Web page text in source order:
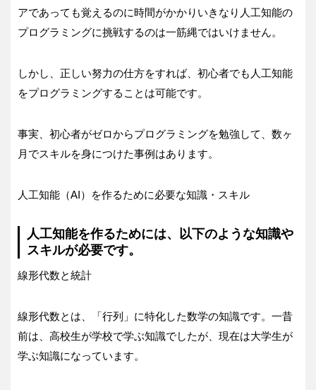
アであっても覚えるのに時間がかかりいきなり人工知能の
プログラミングに挑戦するのは一筋縄ではいけません。
しかし、正しい努力の仕方をすれば、初心者でも人工知能
をプログラミングすることは可能です。
事実、初心者がゼロからプログラミングを勉強して、数ヶ
月でスキルを身につけた事例はあります。
人工知能（AI）を作るために必要な知識・スキル
人工知能を作るためには、以下のような知識や
スキルが必要です。
線形代数と統計
線形代数とは、「行列」に特化した数学の知識です。一昔
前は、高校生が学校で学ぶ知識でしたが、現在は大学生が
学ぶ知識になっています。